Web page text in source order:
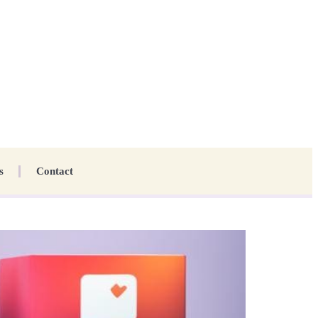
Contact